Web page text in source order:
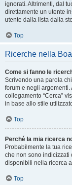
ignorati. Altrimenti, dal
direttamente un utente
utente dalla lista dalla
Top
Ricerche nella
Come si fanno le
Scrivendo una parola
forum e negli argomenti.
collegamento “Cerca”
in base allo stile
Top
Perché la mia ricerca
Probabilmente la tua
che non sono indicizzati
disponibili nella ricerca
Top